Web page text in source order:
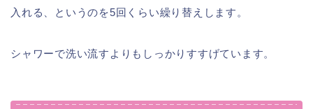
入れる、というのを5回くらい繰り替えします。
シャワーで洗い流すよりもしっかりすすげています。